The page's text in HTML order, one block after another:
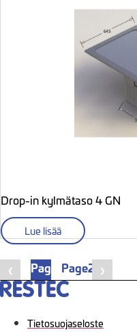
Drop-in kylmätaso 4 GN
Lue lisää
❮ Page 1Page2 ❯
Tietosuojaseloste